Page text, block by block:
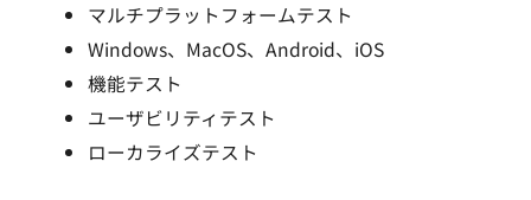
マルチプラットフォームテスト
Windows、MacOS、Android、iOS
機能テスト
ユーザビリティテスト
ローカライズテスト